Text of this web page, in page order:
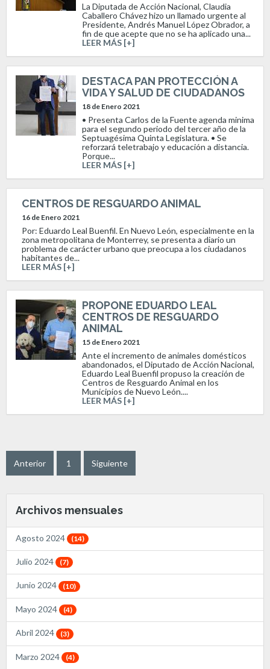
La Diputada de Acción Nacional, Claudia
Caballero Chávez hizo un llamado urgente al
Presidente, Andrés Manuel López Obrador, a
fin de que acepte que no se ha aplicado una...
LEER MÁS [+]
DESTACA PAN PROTECCIÓN A
VIDA Y SALUD DE CIUDADANOS
18 de Enero 2021
• Presenta Carlos de la Fuente agenda minima
para el segundo periodo del tercer año de la
Septuagésima Quinta Legislatura. • Se
reforzará teletrabajo y educación a distancia.
Porque...
LEER MÁS [+]
CENTROS DE RESGUARDO ANIMAL
16 de Enero 2021
Por: Eduardo Leal Buenfil. En Nuevo León, especialmente en la
zona metropolitana de Monterrey, se presenta a diario un
problema de carácter urbano que preocupa a los ciudadanos
habitantes de...
LEER MÁS [+]
PROPONE EDUARDO LEAL
CENTROS DE RESGUARDO
ANIMAL
15 de Enero 2021
Ante el incremento de animales domésticos
abandonados, el Diputado de Acción Nacional,
Eduardo Leal Buenfil propuso la creación de
Centros de Resguardo Animal en los
Municipios de Nuevo León....
LEER MÁS [+]
Anterior 1 Siguiente
Archivos mensuales
Agosto 2024 (14)
Julio 2024 (7)
Junio 2024 (10)
Mayo 2024 (4)
Abril 2024 (3)
Marzo 2024 (4)